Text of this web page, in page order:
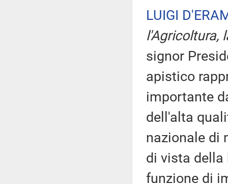
LUIGI
l'Agricoltura,
signor
apistico
importante
dell'alta
nazionale di
di vista della
funzione di